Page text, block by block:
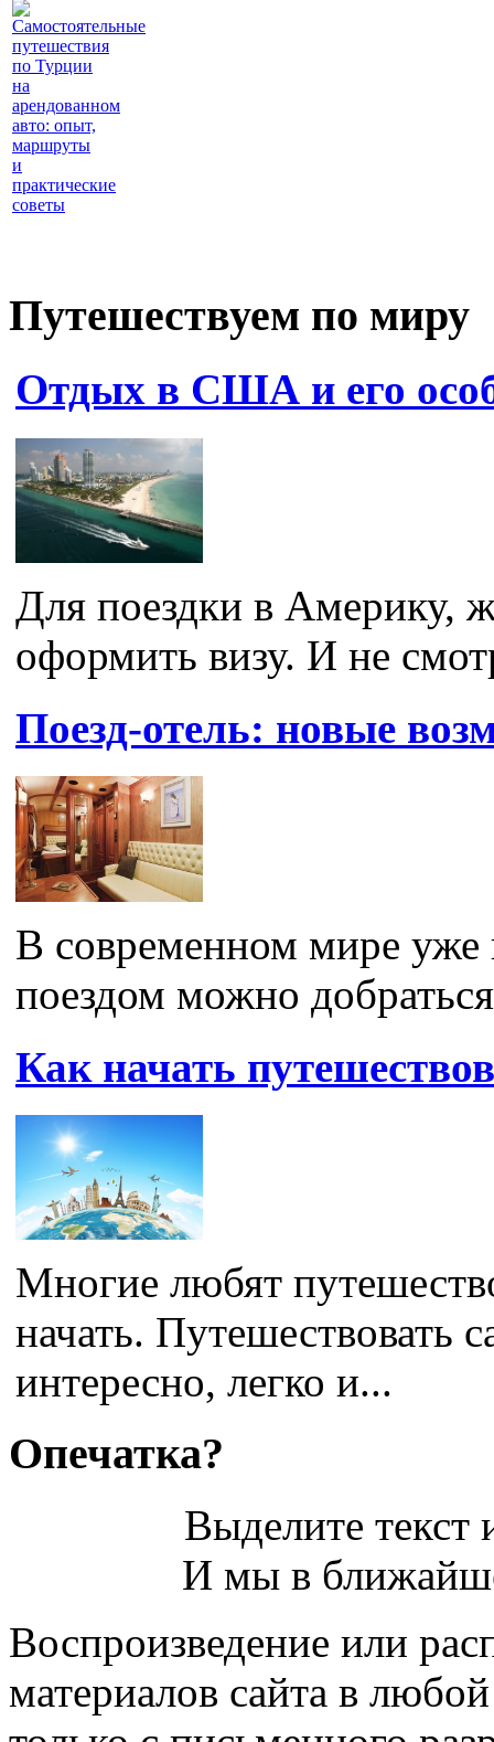
Самостоятельные
путешествия
по Турции
на
арендованном
авто: опыт,
маршруты
и
практические
советы
Путешествуем по миру
Отдых в США и его
Для поездки в Америку,
оформить визу. И не
Поезд-отель: новые
В современном мире уже
поездом можно
Как начать
Многие любят
начать. Путешествовать
интересно, легко и...
Опечатка?
Выделите
И мы в
Воспроизведение или
материалов сайта в